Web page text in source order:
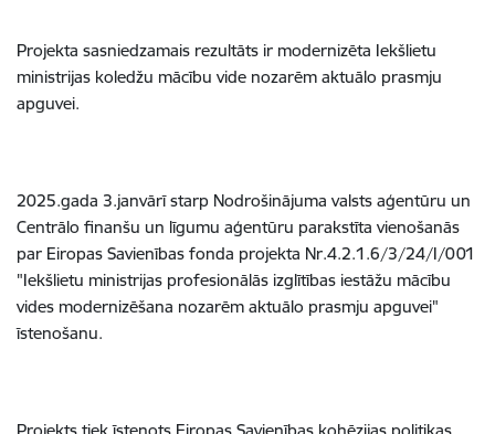
Projekta sasniedzamais rezultāts ir modernizēta Iekšlietu
ministrijas koledžu mācību vide nozarēm aktuālo prasmju
apguvei.
2025.gada 3.janvārī starp Nodrošinājuma valsts aģentūru un
Centrālo finanšu un līgumu aģentūru parakstīta vienošanās
par Eiropas Savienības fonda projekta Nr.4.2.1.6/3/24/I/001
"Iekšlietu ministrijas profesionālās izglītības iestāžu mācību
vides modernizēšana nozarēm aktuālo prasmju apguvei"
īstenošanu.